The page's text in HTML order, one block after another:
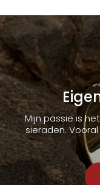
Mijn passie is
sieraden.